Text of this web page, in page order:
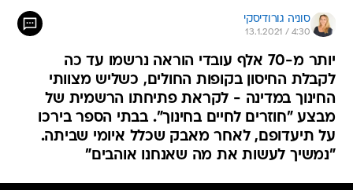
סוניה גורודיסקי
13.1.2021 / 4:30
יותר מ-70 אלף עובדי הוראה נרשמו עד כה
לקבלת החיסון בקופות החולים, כשליש מצוותי
החינוך במדינה - לקראת פתיחתו הרשמית של
מבצע "חוזרים לחיים בחינוך". בבתי הספר בירכו
על תיעדופם, לאחר מאבק שכלל איומי שביתה.
"נמשיך לעשות את מה שאנחנו אוהבים"